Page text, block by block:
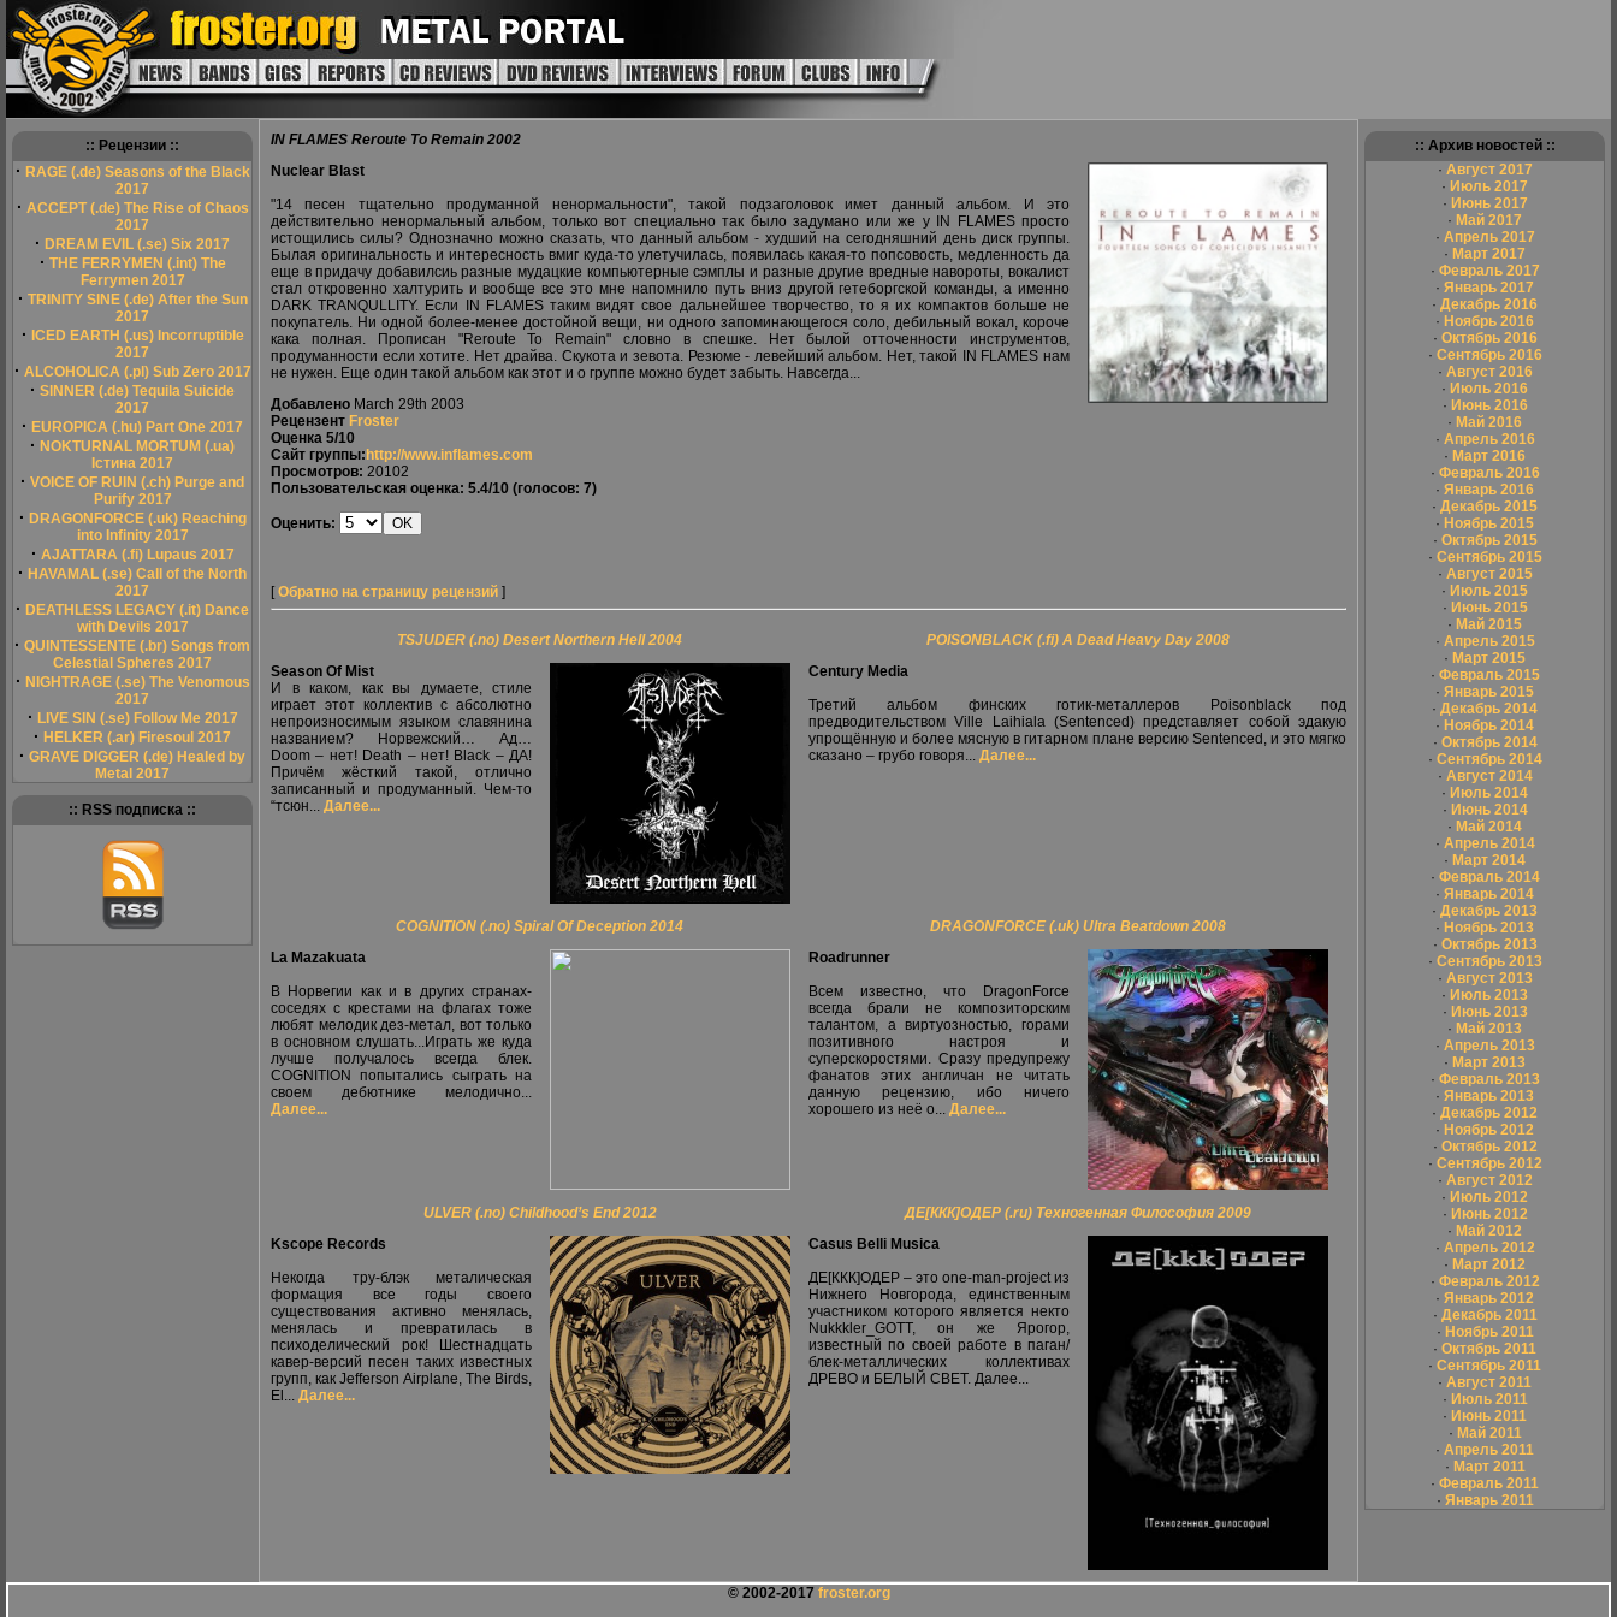
:: Рецензии ::
· RAGE (.de) Seasons of the Black
2017
· ACCEPT (.de) The Rise of Chaos
2017
· DREAM EVIL (.se) Six 2017
· THE FERRYMEN (.int) The
Ferrymen 2017
· TRINITY SINE (.de) After the Sun
2017
· ICED EARTH (.us) Incorruptible
2017
· ALCOHOLICA (.pl) Sub Zero 2017
· SINNER (.de) Tequila Suicide
2017
· EUROPICA (.hu) Part One 2017
· NOKTURNAL MORTUM (.ua)
Істина 2017
· VOICE OF RUIN (.ch) Purge and
Purify 2017
· DRAGONFORCE (.uk) Reaching
into Infinity 2017
· AJATTARA (.fi) Lupaus 2017
· HAVAMAL (.se) Call of the North
2017
· DEATHLESS LEGACY (.it) Dance
with Devils 2017
· QUINTESSENTE (.br) Songs from
Celestial Spheres 2017
· NIGHTRAGE (.se) The Venomous
2017
· LIVE SIN (.se) Follow Me 2017
· HELKER (.ar) Firesoul 2017
· GRAVE DIGGER (.de) Healed by
Metal 2017
:: RSS подписка ::
IN FLAMES Reroute To Remain 2002
Nuclear Blast
"14 песен тщательно продуманной ненормальности", такой подзаголовок имет данный альбом. И это
действительно ненормальный альбом, только вот специально так было задумано или же у IN FLAMES просто
истощились силы? Однозначно можно сказать, что данный альбом - худший на сегодняшний день диск группы.
Былая оригинальность и интересность вмиг куда-то улетучилась, появилась какая-то попсовость, медленность да
еще в придачу добавилсиь разные мудацкие компьютерные сэмплы и разные другие вредные навороты, вокалист
стал откровенно халтурить и вообще все это мне напомнило путь вниз другой гетеборгской команды, а именно
DARK TRANQULLITY. Если IN FLAMES таким видят свое дальнейшее творчество, то я их компактов больше не
покупатель. Ни одной более-менее достойной вещи, ни одного запоминающегося соло, дебильный вокал, короче
кака полная. Прописан "Reroute To Remain" словно в спешке. Нет былой отточенности инструментов,
продуманности если хотите. Нет драйва. Скукота и зевота. Резюме - левейший альбом. Нет, такой IN FLAMES нам
не нужен. Еще один такой альбом как этот и о группе можно будет забыть. Навсегда...
Добавлено March 29th 2003
Рецензент Froster
Оценка 5/10
Сайт группы: http://www.inflames.com
Просмотров: 20102
Пользовательская оценка: 5.4/10 (голосов: 7)
Оценить:
[Обратно на страницу рецензий ]
TSJUDER (.no) Desert Northern Hell 2004
Season Of Mist
И в каком, как вы думаете, стиле
играет этот коллектив с абсолютно
непроизносимым языком славянина
названием? Норвежский… Ад…
Doom – нет! Death – нет! Black – ДА!
Причём жёсткий такой, отлично
записанный и продуманный. Чем-то
“тсюн... Далее...
POISONBLACK (.fi) A Dead Heavy Day 2008
Century Media
Третий альбом финских готик-металлеров Poisonblack под
предводительством Ville Laihiala (Sentenced) представляет собой эдакую
упрощённую и более мясную в гитарном плане версию Sentenced, и это мягко
сказано – грубо говоря... Далее...
COGNITION (.no) Spiral Of Deception 2014
La Mazakuata
В Норвегии как и в других странах-
соседях с крестами на флагах тоже
любят мелодик дез-метал, вот только
в основном слушать...Играть же куда
лучше получалось всегда блек.
COGNITION попытались сыграть на
своем дебютнике мелодично...
Далее...
DRAGONFORCE (.uk) Ultra Beatdown 2008
Roadrunner
Всем известно, что DragonForce
всегда брали не композиторским
талантом, а виртуозностью, горами
позитивного настроя и
суперскоростями. Сразу предупрежу
фанатов этих англичан не читать
данную рецензию, ибо ничего
хорошего из неё о... Далее...
ULVER (.no) Childhood’s End 2012
Kscope Records
Некогда тру-блэк металическая
формация все годы своего
существования активно менялась,
менялась и превратилась в
психоделический рок! Шестнадцать
кавер-версий песен таких известных
групп, как Jefferson Airplane, The Birds,
El... Далее...
ДЕ[ККК]ОДЕР (.ru) Техногенная Философия 2009
Casus Belli Musica
ДЕ[ККК]ОДЕР – это one-man-project из
Нижнего Новгорода, единственным
участником которого является некто
Nukkkler_GOTT, он же Ярогор,
известный по своей работе в паган/
блек-металлических коллективах
ДРЕВО и БЕЛЫЙ СВЕТ. Далее...
:: Архив новостей ::
· Август 2017
· Июль 2017
· Июнь 2017
· Май 2017
· Апрель 2017
· Март 2017
· Февраль 2017
· Январь 2017
· Декабрь 2016
· Ноябрь 2016
· Октябрь 2016
· Сентябрь 2016
· Август 2016
· Июль 2016
· Июнь 2016
· Май 2016
· Апрель 2016
· Март 2016
· Февраль 2016
· Январь 2016
· Декабрь 2015
· Ноябрь 2015
· Октябрь 2015
· Сентябрь 2015
· Август 2015
· Июль 2015
· Июнь 2015
· Май 2015
· Апрель 2015
· Март 2015
· Февраль 2015
· Январь 2015
· Декабрь 2014
· Ноябрь 2014
· Октябрь 2014
· Сентябрь 2014
· Август 2014
· Июль 2014
· Июнь 2014
· Май 2014
· Апрель 2014
· Март 2014
· Февраль 2014
· Январь 2014
· Декабрь 2013
· Ноябрь 2013
· Октябрь 2013
· Сентябрь 2013
· Август 2013
· Июль 2013
· Июнь 2013
· Май 2013
· Апрель 2013
· Март 2013
· Февраль 2013
· Январь 2013
· Декабрь 2012
· Ноябрь 2012
· Октябрь 2012
· Сентябрь 2012
· Август 2012
· Июль 2012
· Июнь 2012
· Май 2012
· Апрель 2012
· Март 2012
· Февраль 2012
· Январь 2012
· Декабрь 2011
· Ноябрь 2011
· Октябрь 2011
· Сентябрь 2011
· Август 2011
· Июль 2011
· Июнь 2011
· Май 2011
· Апрель 2011
· Март 2011
· Февраль 2011
· Январь 2011
© 2002-2017 froster.org